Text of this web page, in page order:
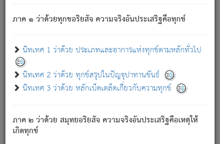
ภาค ๑ ว่าด้วยทุกขอริยสัจ ความจริงอันประเสริฐคือทุกข์
นิทเทศ 1 ว่าด้วย ประเภทและอาการแห่งทุกข์ตามหลักทั่วไป
นิทเทศ 2 ว่าด้วย ทุกข์สรุปในปัญจุปาทานขันธ์
นิทเทศ 3 ว่าด้วย หลักเบ็ดเตล็ดเกี่ยวกับความทุกข์
ภาค ๒ ว่าด้วย สมุทยอริยสัจ ความจริงอันประเสริฐคือเหตุให้
เกิดทุกข์
ภพ ว่ามีได้เพราะวิภพ[2]: เรากล่าวว่า สมณะหรือพราหมณ์ทั้ง
ปวงนั้น ก็ยังสลัดภพออกไปไม่ได้.
ก็ทุกข์นี้มีขึ้น เพราะอาศัยซึ่งอุปธิทั้งปวง.
เพราะความสิ้นไปแห่งอุปาทานทั้งปวง ความเกิดขึ้นแห่ง
ทุกข์จึงไม่มี.
ท่านจงดูโลกนี้เถิด (จะเห็นว่า) สัตว์ทั้งหลายอันอวิชาหนา
แน่นบังหนาแล้ว; และว่า สัตว์ผู้ยินดีในภพอันเป็นแล้วนั้น ย่อม
อันเป็นไปในที่หรือเวลาทั้งปวง[3]เพื่อความมีแห่งประโยชน์โดย
ประการทั้งปวง; ภพทั้งหลายทั้งหมดนั้น ไม่เที่ยง เป็นทุกข์ มี
ความแปรปรวนเป็นธรรมดา.